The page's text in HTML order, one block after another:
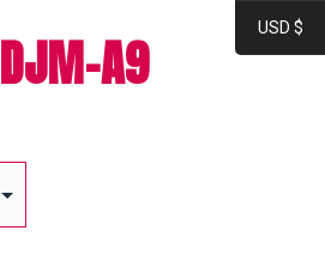
DJM-A9 USD $